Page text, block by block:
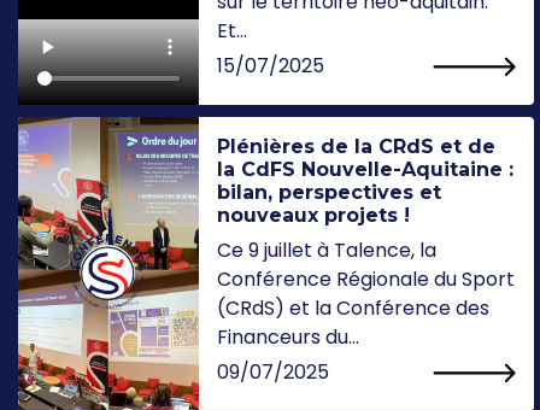
Et...
15/07/2025
Plénières de la CRdS et de
la CdFS Nouvelle-Aquitaine :
bilan, perspectives et
nouveaux projets !
Ce 9 juillet à Talence, la
Conférence Régionale du Sport
(CRdS) et la Conférence des
Financeurs du...
09/07/2025